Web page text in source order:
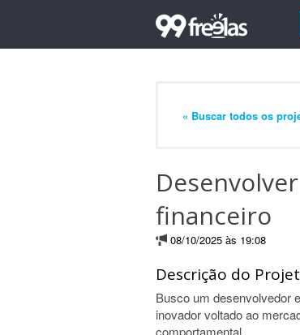
« Buscar todos os
financeiro
08/10/2025 às 19:08
Descrição do
Busco um desenvolvedor
inovador voltado ao
comportamental.